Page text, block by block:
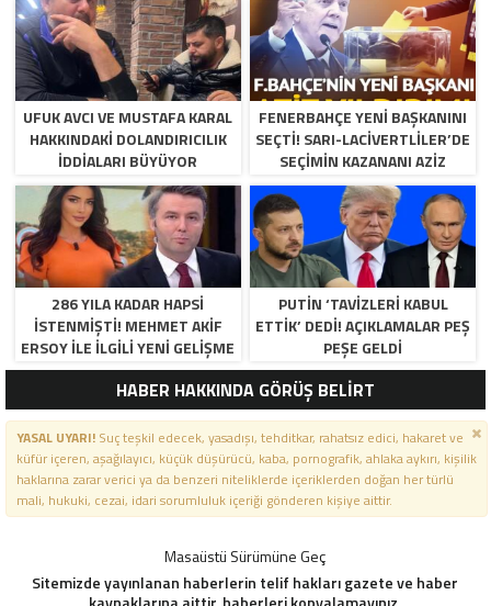
UFUK AVCI VE MUSTAFA KARAL
HAKKINDAKI DOLANDIRICILIK
İDDIALARI BÜYÜYOR
FENERBAHÇE YENI BAŞKANINI
SEÇTI! SARI-LACIVERTLILER’DE
SEÇIMIN KAZANANI AZIZ
YILDIRIM OLDU
286 YILA KADAR HAPSI
ISTENMIŞTI! MEHMET AKIF
ERSOY ILE ILGILI YENI GELIŞME
PUTIN ‘TAVIZLERI KABUL
ETTIK’ DEDI! AÇIKLAMALAR PEŞ
PEŞE GELDI
HABER HAKKINDA GÖRÜŞ BELİRT
YASAL UYARI!Suç teşkil edecek, yasadışı, tehditkar, rahatsız edici, hakaret ve
küfür içeren, aşağılayıcı, küçük düşürücü, kaba, pornografik, ahlaka aykırı, kişilik
haklarına zarar verici ya da benzeri niteliklerde içeriklerden doğan her türlü
mali, hukuki, cezai, idari sorumluluk içeriği gönderen kişiye aittir.
Masaüstü Sürümüne Geç
Sitemizde yayınlanan haberlerin telif hakları gazete ve haber